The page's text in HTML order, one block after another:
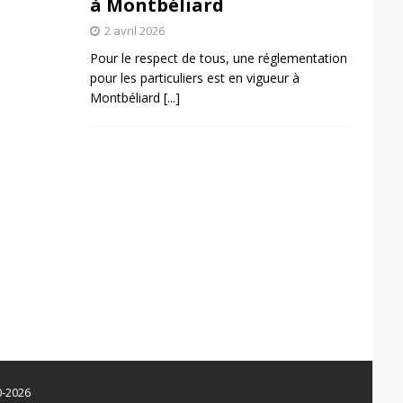
à Montbéliard
2 avril 2026
Pour le respect de tous, une réglementation
pour les particuliers est en vigueur à
Montbéliard [...]
2026